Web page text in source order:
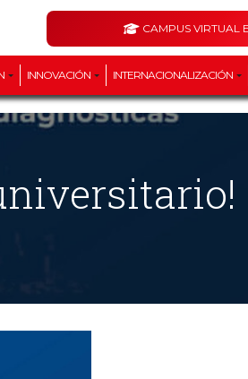
CAMPUS VIRTUAL
INNOVACIÓN INTERNACIONALIZACIÓN